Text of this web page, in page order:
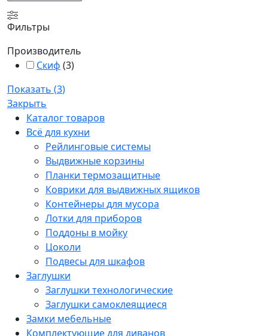
Фильтры
Производитель
Скиф (3)
Показать (3)
Закрыть
Каталог товаров
Всё для кухни
Рейлинговые системы
Выдвижные корзины
Планки термозащитные
Коврики для выдвижных ящиков
Контейнеры для мусора
Лотки для приборов
Поддоны в мойку
Цоколи
Подвесы для шкафов
Заглушки
Заглушки технологические
Заглушки самоклеящиеся
Замки мебельные
Комплектующие для диванов